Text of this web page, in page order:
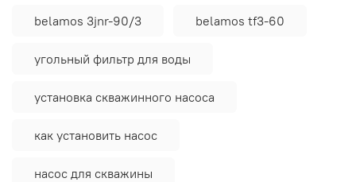
belamos 3jnr-90/3 belamos tf3-60
угольный фильтр для воды
установка скважинного насоса
как установить насос
насос для скважины